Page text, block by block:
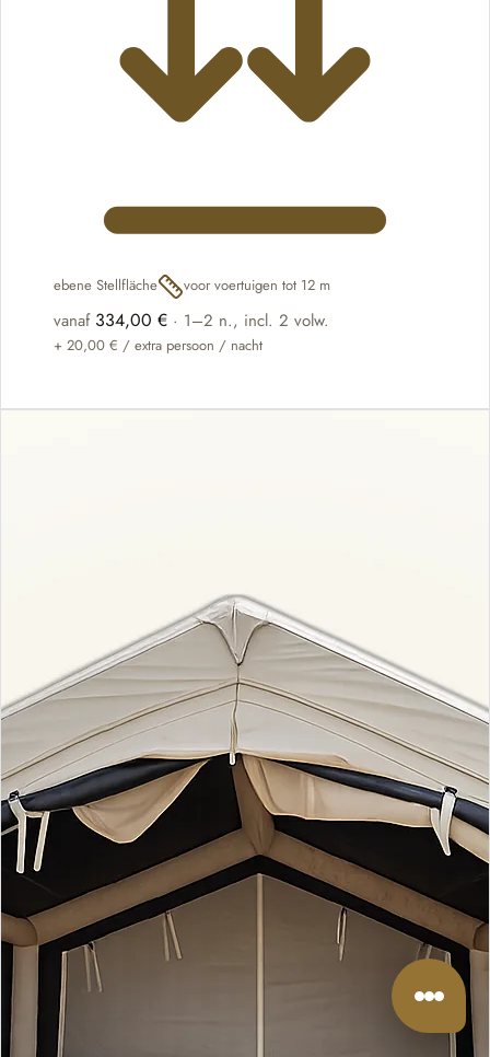
ebene Stellfläche voor voertuigen tot 12 m
vanaf 334,00 € · 1–2 n., incl. 2 volw.
+ 20,00 € / extra persoon / nacht